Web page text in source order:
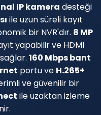
IP kamera desteği
ile uzun süreli kayıt
bir NVR'dır. 8 MP
yapabilir ve HDMI
sağlar. 160 Mbps bant
portu ve H.265+
ve güvenilir bir
ile uzaktan izleme